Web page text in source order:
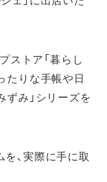
ストア「暮らし
たりな手帳や日
ずみ」シリーズを
、実際に手に取